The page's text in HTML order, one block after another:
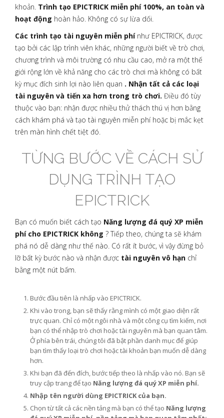
khoản. Trình tạo EPICTRICK miễn phí 100%, an toàn và
hoạt động hoàn hảo. Không có sự lừa dối.
Các trình tạo tài nguyên miễn phínhư EPICTRICK, được
tạo bởi các lập trình viên khác, những người biết về trò chơi,
chương trình và môi trường có nhu cầu cao, mở ra một thế
giới rộng lớn về khả năng cho các trò chơi mà không có bất
kỳ mục đích sinh lợi nào liên quan . Nhận tất cả các loại
tài nguyên và tiến xa hơn trong trò chơi. Điều đó tùy
thuộc vào bạn: nhận được nhiều thử thách thú vị hơn bằng
cách khám phá và tạo tài nguyên miễn phí hoặc bị mắc kẹt
trên màn hình chết tiệt đó.
TỪNG BƯỚC VỀ CÁCH SỬ
DỤNG TRÌNH TẠO
EPICTRICK
Bạn có muốn biết cách tạo Năng lượng đá quý XP miễn
phí cho EPICTRICK không ? Tiếp theo, chúng ta sẽ khám
phá nó dễ dàng như thế nào. Có rất ít bước, vì vậy đừng bỏ
lỡ bất kỳ bước nào và nhận được tài nguyên vô hạn chỉ
bằng một nút bấm.
Bước đầu tiên là nhấp vào EPICTRICK.
Khi vào trong, bạn sẽ thấy rằng mình có một giao diện rất
trực quan. Chỉ có một ngôi nhà và một công cụ tìm kiếm, nơi
bạn có thể nhập trò chơi hoặc tài nguyên mà bạn quan tâm.
Ở phía bên trái, chúng tôi đã bật phần danh mục để giúp
bạn tìm thấy loại trò chơi hoặc tài khoản bạn muốn dễ dàng
hơn.
Khi bạn đã đến đích, bước tiếp theo là nhấp vào nó. Bạn sẽ
truy cập trang để tạo Năng lượng đá quý XP miễn phí.
Nhập tên người dùng EPICTRICK của bạn.
Chọn từ tất cả các nền tảng mà bạn có thể tạo Năng lượng